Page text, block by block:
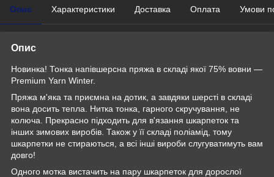
Опис Характеристики Доставка Оплата Умови
Опис
Новинка! Тонка напівшерсна пряжа в складі якої 75% вовни —
Premium Yarn Winter.
Пряжа м'яка та приємна на дотик, а завдяки шерсті в складі
вона досить тепла. Нитка тонка, гарного скручування, не
колюча. Прекрасно підходить для в'язання шкарпеток та
інших зимових виробів. Також у її складі поліамід, тому
шкарпетки не стираються, а всі інші вироби слугуватимуть вам
довго!
Одного мотка вистачить на пару шкарпеток для дорослої